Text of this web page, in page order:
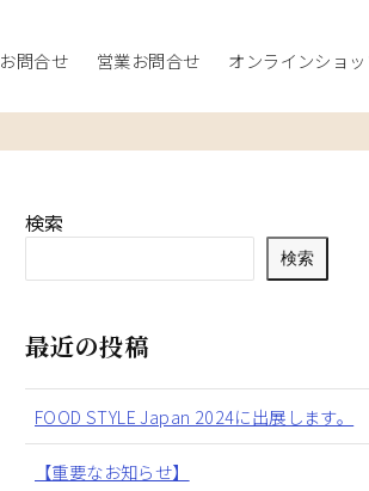
お問合せ 営業お問合せ オンラインショ
検索
検索
最近の投稿
FOOD STYLE Japan 2024に出展します。
【重要なお知らせ】